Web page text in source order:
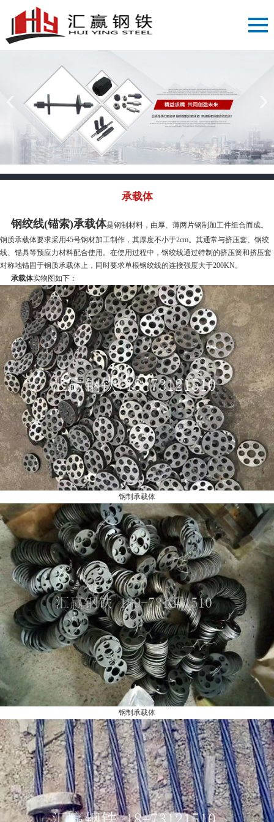
‹
承载体
钢绞线(锚索)承载体是钢制材料，由厚、薄两片钢制加工件组合而成。
钢质承载体要求采用45号钢材加工制作，其厚度不小于2cm。其通常与挤压套、钢绞
线、锚具等预应力材料配合使用。在使用过程中，钢绞线通过特制的挤压簧和挤压套
对称地锚固于钢质承载体上，同时要求单根钢绞线的连接强度大于200KN。
承载体实物图如下：
钢制承载体
钢制承载体